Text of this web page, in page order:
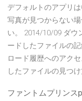
デフォルトのアプリ
写真が見つからない
い。 2014/10/09 ダウ
ードしたファイルの
ロード履歴へのアク
したファイルの見つ
ファントムプリンス